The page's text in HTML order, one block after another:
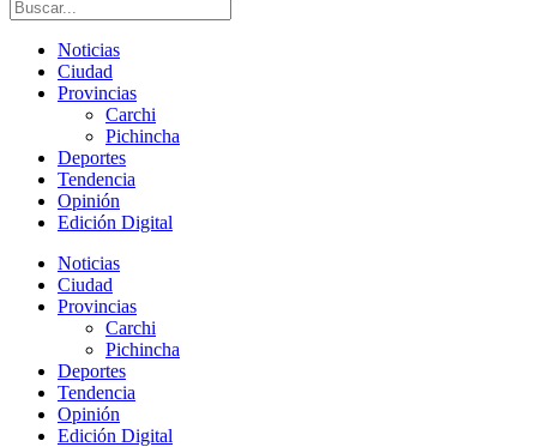
Noticias
Ciudad
Provincias
Carchi
Pichincha
Deportes
Tendencia
Opinión
Edición Digital
Noticias
Ciudad
Provincias
Carchi
Pichincha
Deportes
Tendencia
Opinión
Edición Digital